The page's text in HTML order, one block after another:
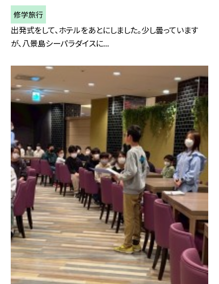
修学旅行
出発式をして、ホテルをあとにしました。少し曇っています
が、八景島シーパラダイスに...